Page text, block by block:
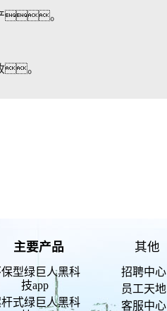
。
。
主要产品
型绿巨人黑科
技app
杆式绿巨人黑科
其他
招聘中心
员工天地
客服中心